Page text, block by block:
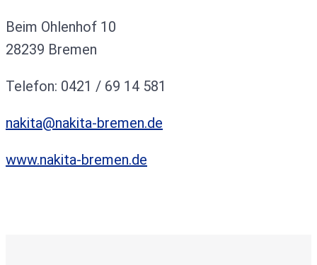
Beim Ohlenhof 10
28239 Bremen
Telefon: 0421 / 69 14 581
nakita@nakita-bremen.de
www.nakita-bremen.de